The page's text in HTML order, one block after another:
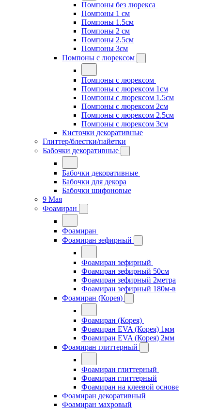
Помпоны без люрекса
Помпоны 1 см
Помпоны 1.5см
Помпоны 2 см
Помпоны 2.5см
Помпоны 3см
Помпоны с люрексом
Помпоны с люрексом
Помпоны с люрексом 1см
Помпоны с люрексом 1.5см
Помпоны с люрексом 2см
Помпоны с люрексом 2.5см
Помпоны с люрексом 3см
Кисточки декоративные
Глиттер/блестки/пайетки
Бабочки декоративные
Бабочки декоративные
Бабочки для декора
Бабочки шифоновые
9 Мая
Фоамиран
Фоамиран
Фоамиран зефирный
Фоамиран зефирный
Фоамиран зефирный 50см
Фоамиран зефирный 2метра
Фоамиран зефирный 180м-в
Фоамиран (Корея)
Фоамиран (Корея)
Фоамиран EVA (Корея) 1мм
Фоамиран EVA (Корея) 2мм
Фоамиран глиттерный
Фоамиран глиттерный
Фоамиран глиттерный
Фоамиран на клеевой основе
Фоамиран декоративный
Фоамиран махровый